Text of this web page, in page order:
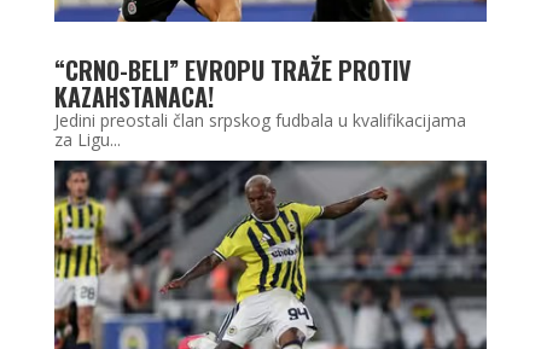
“CRNO-BELI” EVROPU TRAŽE PROTIV
KAZAHSTANACA!
Jedini preostali član srpskog fudbala u kvalifikacijama
za Ligu...